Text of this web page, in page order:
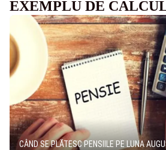
EXEMPLU DE
CÂND SE PLĂTESC PENSIILE PE LUNA